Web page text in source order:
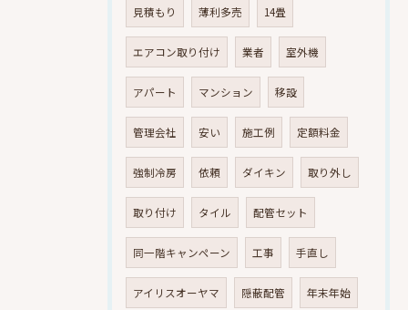
見積もり 薄利多売 14畳
エアコン取り付け 業者 室外機
アパート マンション 移設
管理会社 安い 施工例 定額料金
強制冷房 依頼 ダイキン 取り外し
取り付け タイル 配管セット
同一階キャンペーン 工事 手直し
アイリスオーヤマ 隠蔽配管 年末年始